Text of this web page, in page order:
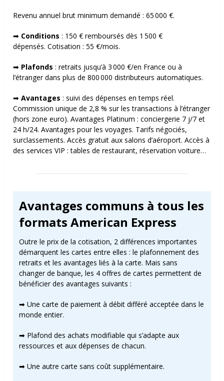
Revenu annuel brut minimum demandé :65 000 €.
➡ Conditions : 150 € remboursés dès 1 500 €
dépensés.Cotisation : 55 €/mois.
➡ Plafonds : retraits jusqu’à 3 000 €/en France ou à
l’étranger dans plus de 800 000 distributeurs automatiques.
➡Avantages : suivi des dépenses en temps réel.
Commission unique de 2,8 % sur les transactions à l’étranger
(hors zone euro). Avantages Platinum : conciergerie 7 j/7 et
24 h/24.Avantages pour les voyages. Tarifs négociés,
surclassements.Accès gratuit aux salons d’aéroport. Accès à
des services VIP : tables de restaurant, réservation voiture…
Avantages communs à tous les
formats American Express
Outre le prix de la cotisation, 2 différences importantes
démarquent les cartes entre elles : le plafonnement des
retraits et les avantages liés à la carte. Mais sans
changer de banque, les 4 offres de cartes permettent de
bénéficier des avantages suivants :
➡ Une carte de paiement à débit différé acceptée dans le
monde entier.
➡ Plafond des achats modifiable qui s’adapte aux
ressources et aux dépenses de chacun.
➡ Une autre carte sans coût supplémentaire.